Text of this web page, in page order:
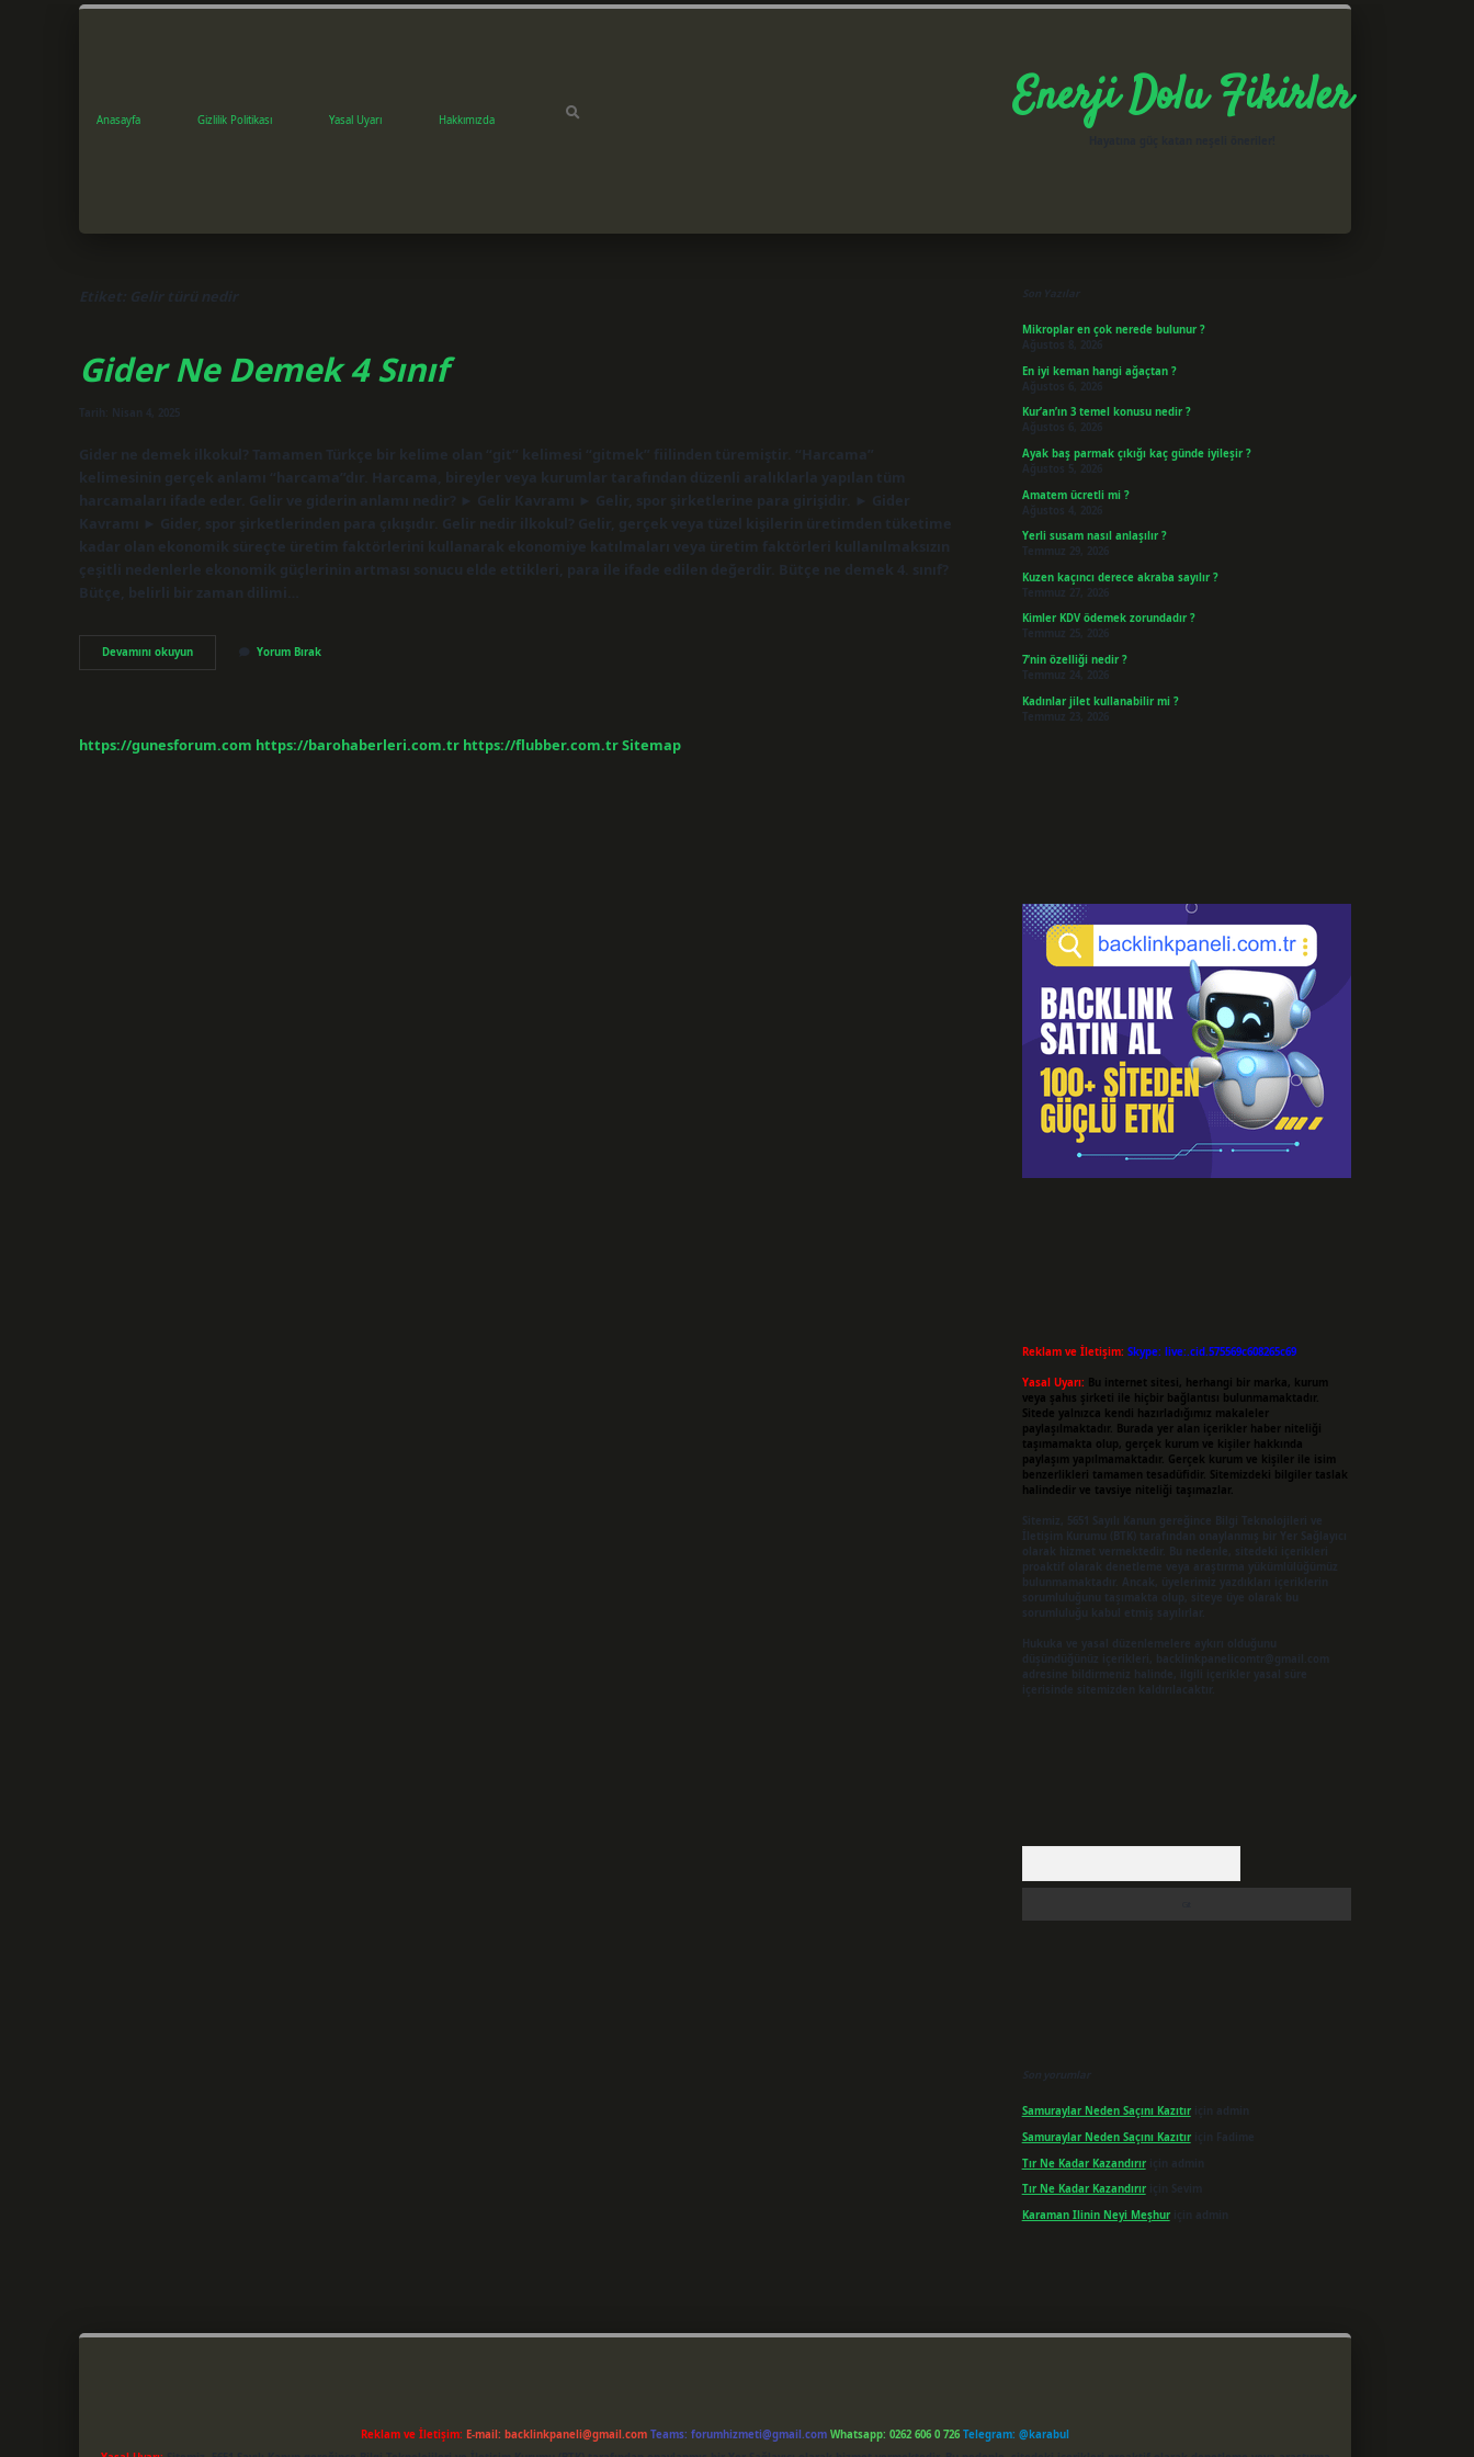
Anasayfa Gizlilik Politikası Yasal Uyarı Hakkımızda Enerji Dolu Fikirler
Etiket: Gelir türü nedir
Gider Ne Demek 4 Sınıf
Tarih: Nisan 4, 2025
Gider ne demek ilkokul? Tamamen Türkçe bir kelime olan “git” kelimesi “gitmek” fiilinden türemiştir. “Harcama”
kelimesinin gerçek anlamı “harcama”dır. Harcama, bireyler veya kurumlar tarafından düzenli aralıklarla yapılan tüm
harcamaları ifade eder. Gelir ve giderin anlamı nedir? ► Gelir Kavramı ► Gelir, spor şirketlerine para girişidir. ► Gider
Kavramı ► Gider, spor şirketlerinden para çıkışıdır. Gelir nedir ilkokul? Gelir, gerçek veya tüzel kişilerin üretimden tüketime
kadar olan ekonomik süreçte üretim faktörlerini kullanarak ekonomiye katılmaları veya üretim faktörleri kullanılmaksızın
çeşitli nedenlerle ekonomik güçlerinin artması sonucu elde ettikleri, para ile ifade edilen değerdir. Bütçe ne demek 4. sınıf?
Bütçe, belirli bir zaman dilimi…
Devamını okuyunGider
Ne
Yorum Bırak
https://gunesforum.com https://barohaberleri.com.tr https://flubber.com.trSitemap
Son Yazılar
Mikroplar en çok nerede bulunur ?
Ağustos 8, 2026
En iyi keman hangi ağaçtan ?
Ağustos 6, 2026
Kur’an’ın 3 temel konusu nedir ?
Ağustos 6, 2026
Ayak baş parmak çıkığı kaç günde iyileşir ?
Ağustos 5, 2026
Amatem ücretli mi ?
Ağustos 4, 2026
Yerli susam nasıl anlaşılır ?
Temmuz 29, 2026
Kuzen kaçıncı derece akraba sayılır ?
Temmuz 27, 2026
Kimler KDV ödemek zorundadır ?
Temmuz 25, 2026
7’nin özelliği nedir ?
Temmuz 24, 2026
Kadınlar jilet kullanabilir mi ?
Temmuz 23, 2026
Reklam ve İletişim: Skype: live:.cid.575569c608265c69
Yasal Uyarı: Bu internet sitesi, herhangi bir marka, kurum
veya şahıs şirketi ile hiçbir bağlantısı bulunmamaktadır.
Sitede yalnızca kendi hazırladığımız makaleler
paylaşılmaktadır. Burada yer alan içerikler haber niteliği
taşımamakta olup, gerçek kurum ve kişiler hakkında
paylaşım yapılmamaktadır. Gerçek kurum ve kişiler ile isim
benzerlikleri tamamen tesadüfidir. Sitemizdeki bilgiler taslak
halindedir ve tavsiye niteliği taşımazlar.
Sitemiz, 5651 Sayılı Kanun gereğince Bilgi Teknolojileri ve
İletişim Kurumu (BTK) tarafından onaylanmış bir Yer Sağlayıcı
olarak hizmet vermektedir. Bu nedenle, sitedeki içerikleri
proaktif olarak denetleme veya araştırma yükümlülüğümüz
bulunmamaktadır. Ancak, üyelerimiz yazdıkları içeriklerin
sorumluluğunu taşımakta olup, siteye üye olarak bu
sorumluluğu kabul etmiş sayılırlar.
Hukuka ve yasal düzenlemelere aykırı olduğunu
düşündüğünüz içerikleri,
backlinkpanelicomtr@gmail.com
adresine bildirmeniz halinde, ilgili içerikler yasal süre
içerisinde sitemizden kaldırılacaktır.
Son yorumlar
Samuraylar Neden Saçını Kazıtıriçin admin
Samuraylar Neden Saçını Kazıtıriçin Fadime
Tır Ne Kadar Kazandırıriçin admin
Tır Ne Kadar Kazandırıriçin Sevim
Karaman Ilinin Neyi Meşhuriçin admin
Reklam ve İletişim: E-mail: backlinkpaneli@gmail.com Teams: forumhizmeti@gmail.com Whatsapp: 0262 606 0 726 Telegram: @karabul